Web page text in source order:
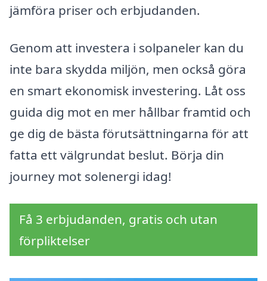
jämföra priser och erbjudanden.
Genom att investera i solpaneler kan du
inte bara skydda miljön, men också göra
en smart ekonomisk investering. Låt oss
guida dig mot en mer hållbar framtid och
ge dig de bästa förutsättningarna för att
fatta ett välgrundat beslut. Börja din
journey mot solenergi idag!
Få 3 erbjudanden, gratis och utan
förpliktelser